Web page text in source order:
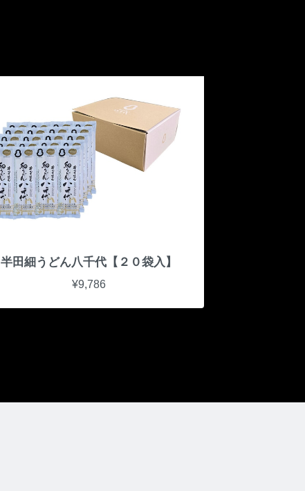
半田細うどん八千代【２０袋入】
¥9,786